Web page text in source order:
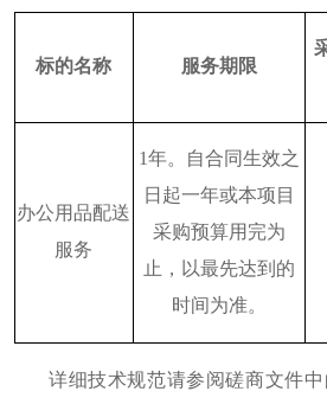
标的名称 服务期限
办公用品配送
服务
1年。
自合同生效之
日起一年或本项目
采购预算用完为
止，以最先达到的
时间为准。
详细技术规范请参阅磋商文件